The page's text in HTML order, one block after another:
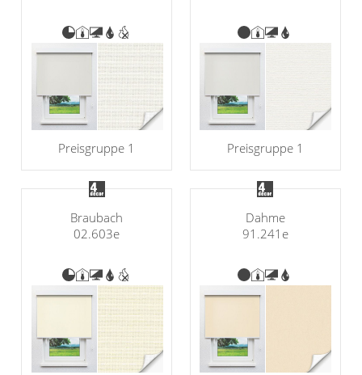
Preisgruppe 1 Preisgruppe 1
Braubach
02.603e
Dahme
91.241e